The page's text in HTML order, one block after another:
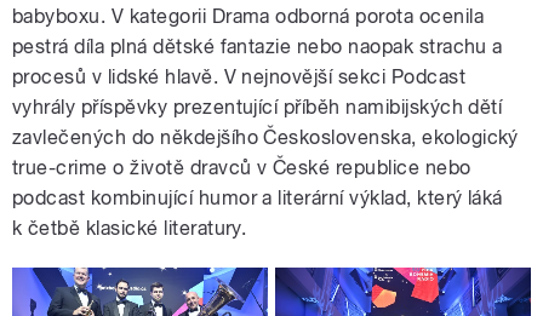
babyboxu. V kategorii Drama odborná porota ocenila
pestrá díla plná dětské fantazie nebo naopak strachu a
procesů v lidské hlavě. V nejnovější sekci Podcast
vyhrály příspěvky prezentující příběh namibijských dětí
zavlečených do někdejšího Československa, ekologický
true-crime o životě dravců v České republice nebo
podcast kombinující humor a literární výklad, který láká
k četbě klasické literatury.